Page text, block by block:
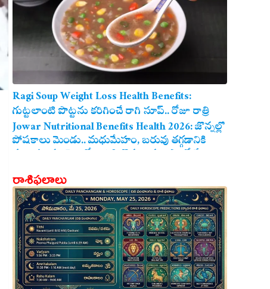
Ragi Soup Weight Loss Health Benefits:
గుట్టలాంటి పొట్టను కరిగించే రాగి సూప్.. రోజూ రాత్రి
తాగితే బరువు తగ్గడం ఖాయం!
Jowar Nutritional Benefits Health 2026: జొన్నల్లో
పోషకాలు మెండు.. మధుమేహం, బరువు తగ్గడానికి
మరియు గుండె ఆరోగ్యానికి జొన్న అన్నం ఎంతో మేలు!
రాశిఫలాలు